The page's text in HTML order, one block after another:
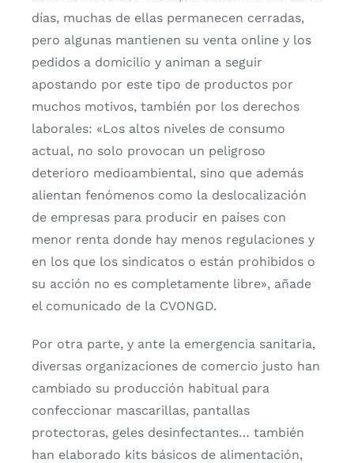
días, muchas de ellas permanecen cerradas,
pero algunas mantienen su venta online y los
pedidos a domicilio y animan a seguir
apostando por este tipo de productos por
muchos motivos, también por los derechos
laborales: «Los altos niveles de consumo
actual, no solo provocan un peligroso
deterioro medioambiental, sino que además
alientan fenómenos como la deslocalización
de empresas para producir en países con
menor renta donde hay menos regulaciones y
en los que los sindicatos o están prohibidos o
su acción no es completamente libre», añade
el comunicado de la CVONGD.
Por otra parte, y ante la emergencia sanitaria,
diversas organizaciones de comercio justo han
cambiado su producción habitual para
confeccionar mascarillas, pantallas
protectoras, geles desinfectantes… también
han elaborado kits básicos de alimentación,